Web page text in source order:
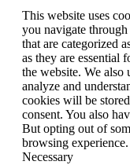
This website uses
you navigate
that are categorized
as they are essential
the website. We also
analyze and
cookies will be
consent. You also
But opting out of
browsing experience.
Necessary